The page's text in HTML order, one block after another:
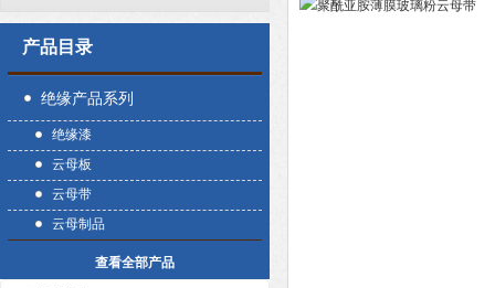
产品目录
绝缘产品系列
绝缘漆
云母板
云母带
云母制品
查看全部产品